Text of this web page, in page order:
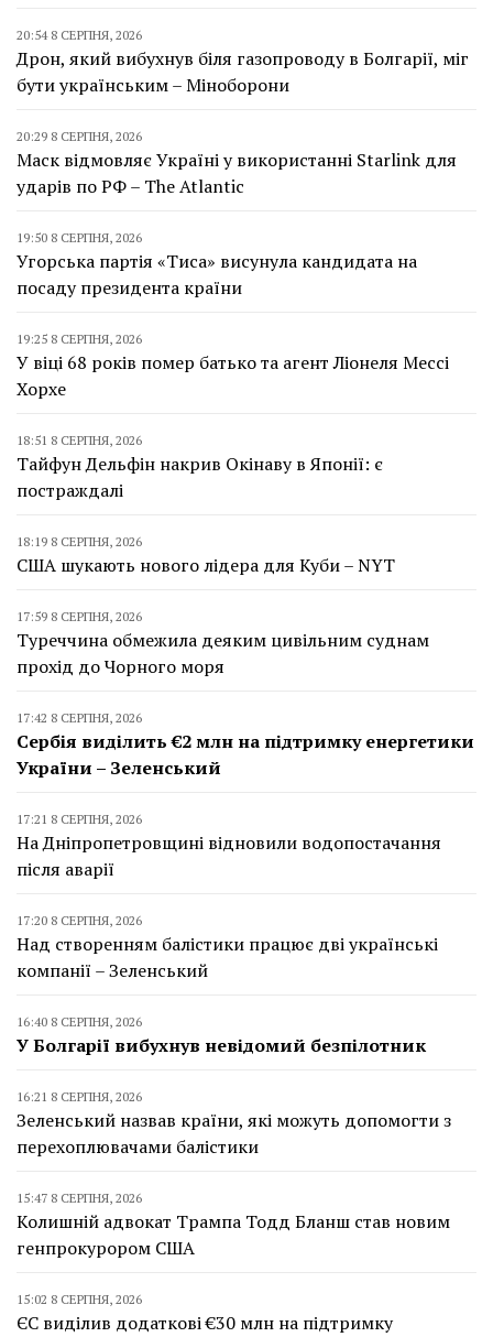
20:54 8 СЕРПНЯ, 2026
Дрон, який вибухнув біля газопроводу в Болгарії, міг
бути українським – Міноборони
20:29 8 СЕРПНЯ, 2026
Маск відмовляє Україні у використанні Starlink для
ударів по РФ – The Atlantic
19:50 8 СЕРПНЯ, 2026
Угорська партія «Тиса» висунула кандидата на
посаду президента країни
19:25 8 СЕРПНЯ, 2026
У віці 68 років помер батько та агент Ліонеля Мессі
Хорхе
18:51 8 СЕРПНЯ, 2026
Тайфун Дельфін накрив Окінаву в Японії: є
постраждалі
18:19 8 СЕРПНЯ, 2026
США шукають нового лідера для Куби – NYT
17:59 8 СЕРПНЯ, 2026
Туреччина обмежила деяким цивільним суднам
прохід до Чорного моря
17:42 8 СЕРПНЯ, 2026
Сербія виділить €2 млн на підтримку енергетики
України – Зеленський
17:21 8 СЕРПНЯ, 2026
На Дніпропетровщині відновили водопостачання
після аварії
17:20 8 СЕРПНЯ, 2026
Над створенням балістики працює дві українські
компанії – Зеленський
16:40 8 СЕРПНЯ, 2026
У Болгарії вибухнув невідомий безпілотник
16:21 8 СЕРПНЯ, 2026
Зеленський назвав країни, які можуть допомогти з
перехоплювачами балістики
15:47 8 СЕРПНЯ, 2026
Колишній адвокат Трампа Тодд Бланш став новим
генпрокурором США
15:02 8 СЕРПНЯ, 2026
ЄС виділив додаткові €30 млн на підтримку